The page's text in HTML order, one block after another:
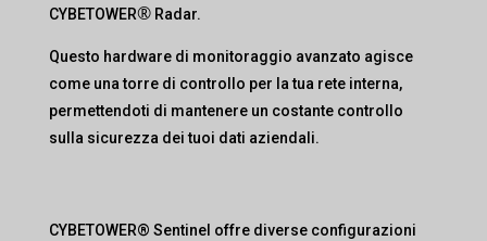
CYBETOWER®Radar.
Questo hardware di monitoraggio avanzato agisce
come una torre di controllo per la tua rete interna,
permettendoti di mantenere un costante controllo
sulla sicurezza dei tuoi dati aziendali.
CYBETOWER® Sentinel offre diverse configurazioni